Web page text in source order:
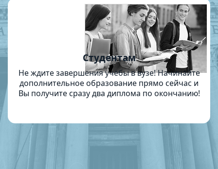
Студентам
Не ждите завершения учёбы в вузе! Начинайте
дополнительное образование прямо сейчас и
Вы получите сразу два диплома по окончанию!